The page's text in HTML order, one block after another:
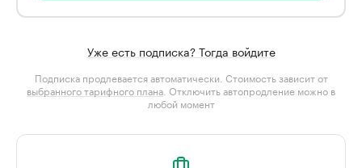
Уже есть подписка? Тогда войдите
Подписка продлевается автоматически. Стоимость зависит от
выбранного тарифного плана . Отключить автопродление можно в
любой момент